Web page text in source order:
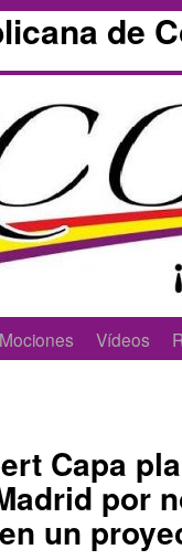
de
Mociones Vídeos
Capa
por
un